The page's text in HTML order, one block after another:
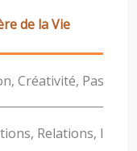
de la Vie
Créativité, Passion
Relations,